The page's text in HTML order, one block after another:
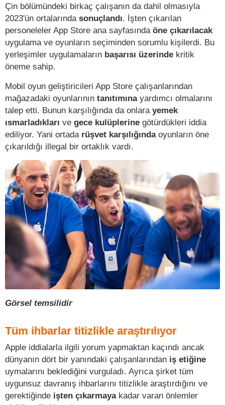
Çin bölümündeki birkaç çalışanın da dahil olmasıyla
2023'ün ortalarında sonuçlandı. İşten çıkarılan
personeleler App Store ana sayfasında öne çıkarılacak
uygulama ve oyunların seçiminden sorumlu kişilerdi. Bu
yerleşimler uygulamaların başarısı üzerinde kritik
öneme sahip.
Mobil oyun geliştiricileri App Store çalışanlarından
mağazadaki oyunlarının tanıtımınayardımcı olmalarını
talep etti. Bunun karşılığında da onlara yemek
ısmarladıkları ve gece kulüplerine götürdükleri iddia
ediliyor. Yani ortada rüşvet karşılığındaoyunların öne
çıkarıldığı illegal bir ortaklık vardı.
Görsel temsilidir
Tüm ihbarlar titizlikle araştırılıyor
Apple iddialarla ilgili yorum yapmaktan kaçındı ancak
dünyanın dört bir yanındaki çalışanlarından iş etiğine
uymalarını beklediğini vurguladı. Ayrıca şirket tüm
uygunsuz davranış ihbarlarını titizlikle araştırdığını ve
gerektiğinde işten çıkarmayakadar varan önlemler